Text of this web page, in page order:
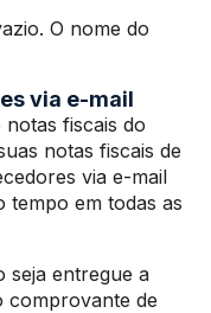
O nome do
via e-mail
notas fiscais do
notas fiscais de
via e-mail
tempo em todas as
seja entregue a
comprovante de